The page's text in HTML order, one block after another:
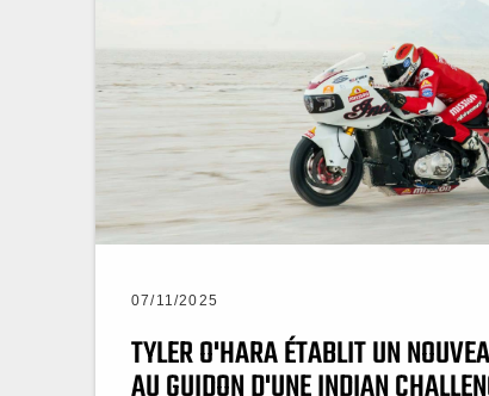
07/11/2025
TYLER O'HARA ÉTABLIT UN